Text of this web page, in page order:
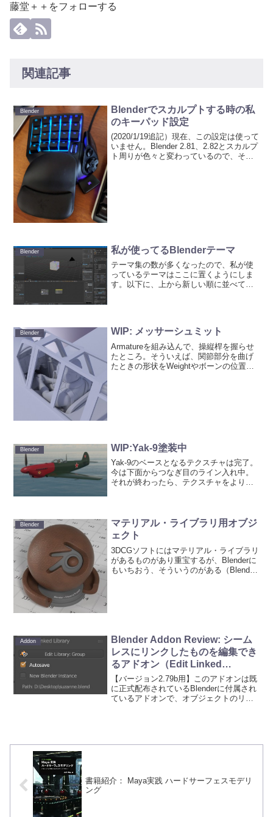
藤堂＋＋をフォローする
関連記事
Blender
Blenderでスカルプトする時の私
のキーパッド設定
(2020/1/19追記）現在、この設定は使って
いません。Blender 2.81、2.82とスカルプ
ト周りが色々と変わっているので、それ
Blender 私が使ってるBlenderテーマ
テーマ集の数が多くなったので、私が使
っているテーマはここに置くようにしま
す。以下に、上から新しい順に並べてま
Blender WIP: メッサーシュミット
Armatureを組み込んで、操縦桿を握らせ
たところ。そういえば、関節部分を曲げ
たときの形状をWeightやボーンの位置
Blender WIP:Yak-9塗装中
Yak-9のベースとなるテクスチャは完了。
今は下面からつなぎ目のライン入れ中。
それが終わったら、テクスチャをよりリ
れたところから見て...
Blender
マテリアル・ライブラリ用オブジ
ェクト
3DCGソフトにはマテリアル・ライブラリ
があるものがあり重宝するが、Blenderに
もいちおう、そういうのがある（Blender
Addon
Blender Addon Review: シーム
レスにリンクしたものを編集でき
るアドオン（Edit Linked
Library）
【バージョン2.79b用】このアドオンは既
に正式配布されているBlenderに付属され
ているアドオンで、オブジェクトのリン
書籍紹介： Maya実践 ハードサーフェスモデリ
ング